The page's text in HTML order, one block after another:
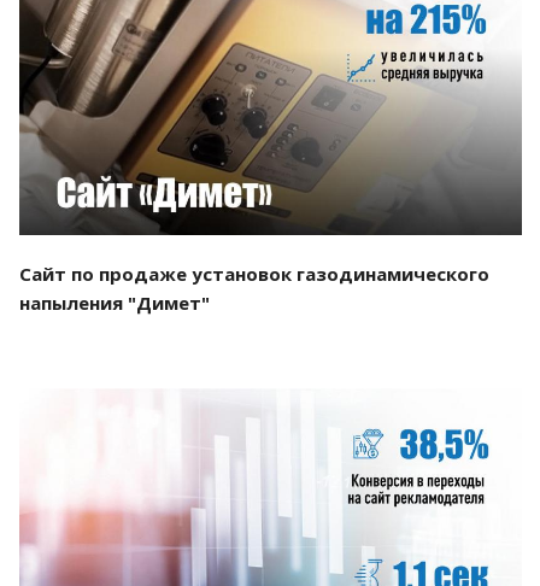
Смотреть проект
Сайт по продаже установок газодинамического
напыления "Димет"